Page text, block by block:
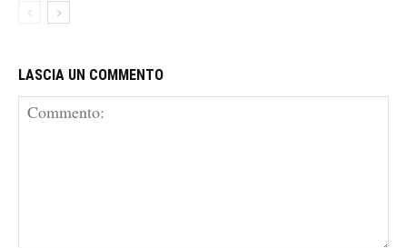
LASCIA UN COMMENTO